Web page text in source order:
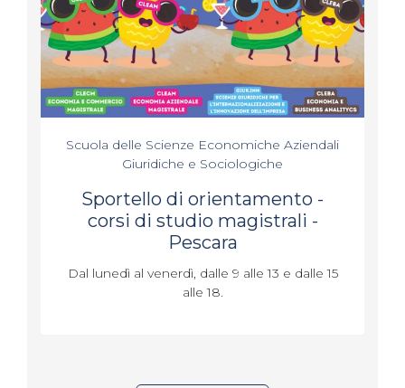
Scuola delle Scienze Economiche Aziendali
Giuridiche e Sociologiche
Sportello di orientamento -
corsi di studio magistrali -
Pescara
Dal lunedì al venerdì, dalle 9 alle 13 e dalle 15
alle 18.